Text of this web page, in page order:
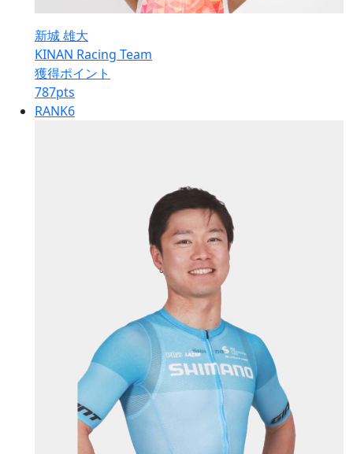
新城 雄大
KINAN Racing Team
獲得ポイント
787pts
RANK6